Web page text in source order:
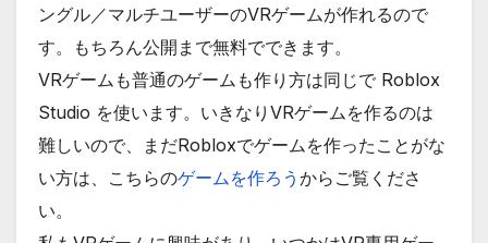
ングル／マルチユーザーのVRゲームが作れるので
す。もちろん公開まで無料でできます。
VRゲームも普通のゲームも作り方は同じで Roblox
Studio を使います。いきなりVRゲームを作るのは
難しいので、まだRobloxでゲームを作ったことがな
い方は、こちらのゲームを作ろう からご覧くださ
い。